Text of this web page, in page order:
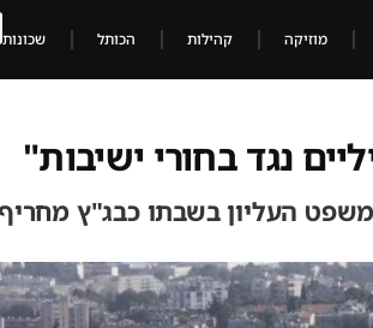
מוזיקה קהילות הכותל שכונות
נגד בחורי ישיבות"
העליון בשבתו כבג"ץ